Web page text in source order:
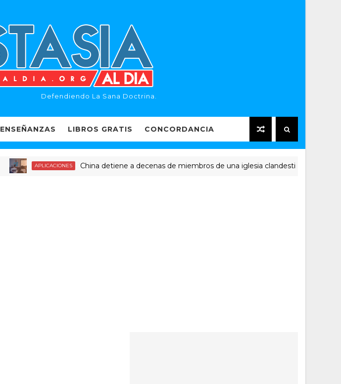
Defendiendo La Sana Doctrina.
ENSEÑANZAS LIBROS GRATIS CONCORDANCIA
APLICACIONES China detiene a decenas de miembros de una iglesia clandestina